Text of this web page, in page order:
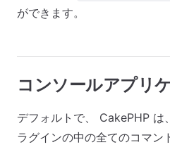
ができます。
コンソールアプリ
デフォルトで、 CakePHP は
ラグインの中の全てのコマン